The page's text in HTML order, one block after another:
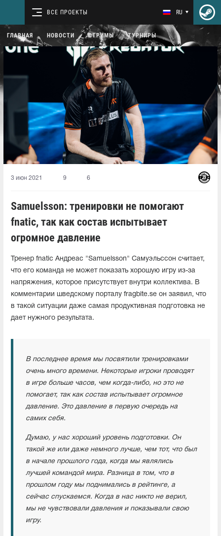
ВСЕ ПРОЕКТЫ RU
ГЛАВНАЯ НОВОСТИ СТРИМЫ ТУРНИРЫ
3 июн 2021 9 6
Samuelsson: тренировки не помогают
fnatic, так как состав испытывает
огромное давление
Тренер fnatic Андреас "Samuelsson" Самуэльссон считает,
что его команда не может показать хорошую игру из-за
напряжения, которое присутствует внутри коллектива. В
комментарии шведскому порталу fragbite.se он заявил, что
в такой ситуации даже самая продуктивная подготовка не
дает нужного результата.
В последнее время мы посвятили тренировками
очень много времени. Некоторые игроки проводят
в игре больше часов, чем когда-либо, но это не
помогает, так как состав испытывает огромное
давление. Это давление в первую очередь на
самих себя.
Думаю, у нас хороший уровень подготовки. Он
такой же или даже немного лучше, чем тот, что был
в начале прошлого года, когда мы являлись
лучшей командой мира. Разница в том, что в
прошлом году мы поднимались в рейтинге, а
сейчас спускаемся. Когда в нас никто не верил,
мы не чувствовали давления и показывали свою
игру.